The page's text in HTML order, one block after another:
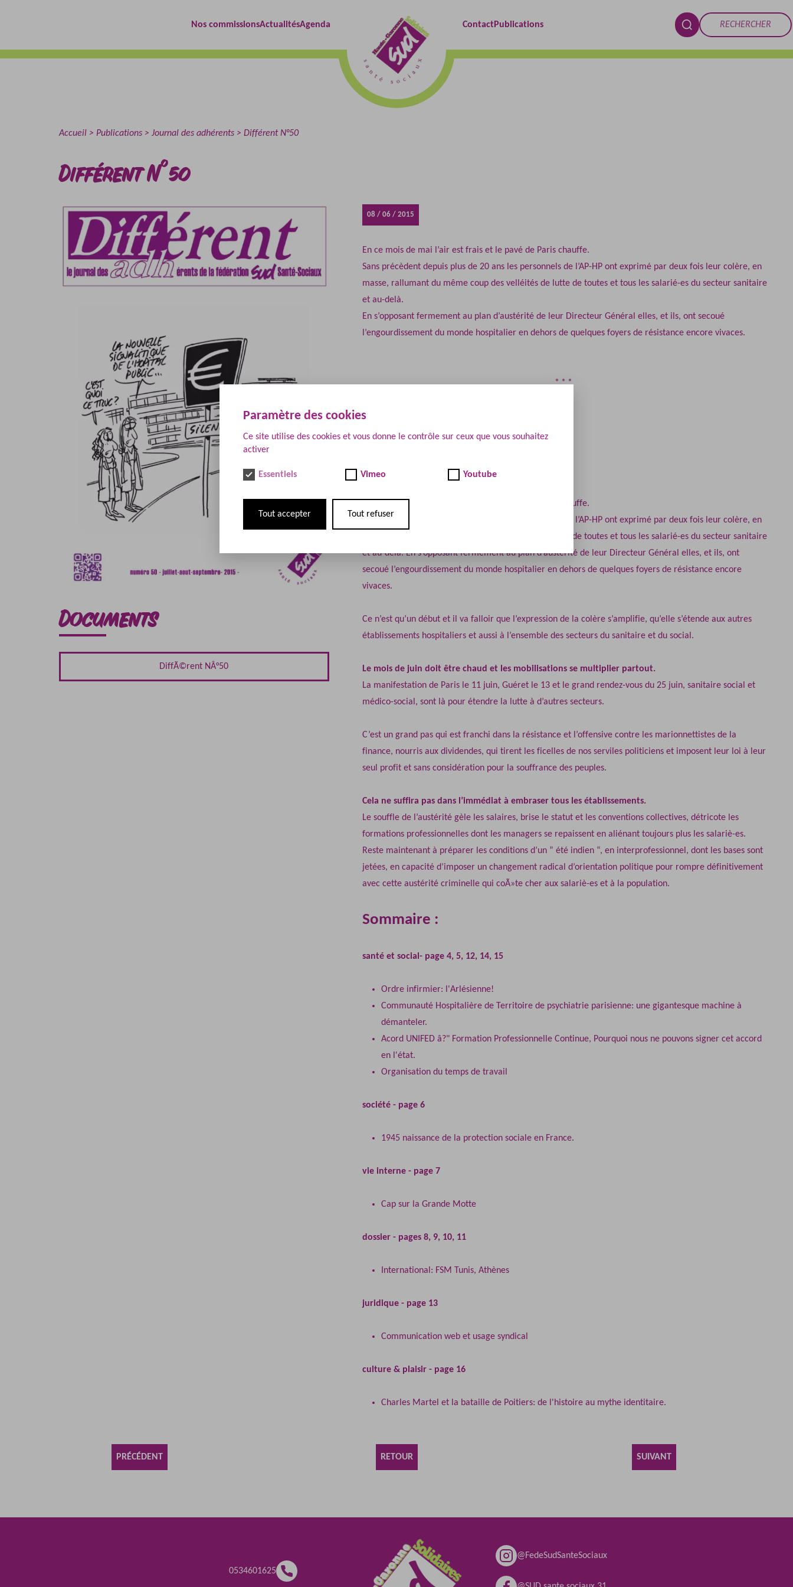
l'accueil
Nos commissionsActualitésAgenda Contact Publications
Rechercher
RECHERCHER
Accueil Publications Journal des adhérents Différent N°50
Différent N°50
Documents
DiffÃ©rent NÂ°50
08 / 06 / 2015
En ce mois de mai l’air est frais et le pavé de Paris chauffe.
Sans précèdent depuis plus de 20 ans les personnels de l’AP-HP ont exprimé par deux fois leur colère, en
masse, rallumant du même coup des velléités de lutte de toutes et tous les salarié-es du secteur sanitaire
et au-delà.
En s’opposant fermement au plan d’austérité de leur Directeur Général elles, et ils, ont secoué
l’engourdissement du monde hospitalier en dehors de quelques foyers de résistance encore vivaces.
Edito
Chô, chô chô !
En ce mois de mai l’air est frais et le pavé de Paris chauffe.
Sans précèdent depuis plus de 20 ans les personnels de l’AP-HP ont exprimé par deux fois leur colère, en
masse, rallumant du même coup des velléités de lutte de toutes et tous les salarié-es du secteur sanitaire
et au-delà. En s’opposant fermement au plan d’austérité de leur Directeur Général elles, et ils, ont
secoué l’engourdissement du monde hospitalier en dehors de quelques foyers de résistance encore
vivaces.
Ce n’est qu’un début et il va falloir que l’expression de la colère s’amplifie, qu’elle s’étende aux autres
établissements hospitaliers et aussi à l’ensemble des secteurs du sanitaire et du social.
Le mois de juin doit être chaud et les mobilisations se multiplier partout.
La manifestation de Paris le 11 juin, Guéret le 13 et le grand rendez-vous du 25 juin, sanitaire social et
médico-social, sont là pour étendre la lutte à d’autres secteurs.
C’est un grand pas qui est franchi dans la résistance et l’offensive contre les marionnettistes de la
finance, nourris aux dividendes, qui tirent les ficelles de nos serviles politiciens et imposent leur loi à leur
seul profit et sans considération pour la souffrance des peuples.
Cela ne suffira pas dans l’immédiat à embraser tous les établissements.
Le souffle de l’austérité gèle les salaires, brise le statut et les conventions collectives, détricote les
formations professionnelles dont les managers se repaissent en aliénant toujours plus les salariè-es.
Reste maintenant à préparer les conditions d’un ” été indien “, en interprofessionnel, dont les bases sont
jetées, en capacité d’imposer un changement radical d’orientation politique pour rompre définitivement
avec cette austérité criminelle qui coÃ»te cher aux salariè-es et à la population.
Sommaire :
santé et social- page 4, 5, 12, 14, 15
Ordre infirmier: l'Arlésienne!
Communauté Hospitalière de Territoire de psychiatrie parisienne: une gigantesque machine à
démanteler.
Acord UNIFED â?" Formation Professionnelle Continue, Pourquoi nous ne pouvons signer cet accord
en l'état.
Organisation du temps de travail
société - page 6
1945 naissance de la protection sociale en France.
vie interne - page 7
Cap sur la Grande Motte
dossier - pages 8, 9, 10, 11
International: FSM Tunis, Athènes
juridique - page 13
Communication web et usage syndical
culture & plaisir - page 16
Charles Martel et la bataille de Poitiers: de l'histoire au mythe identitaire.
PRÉCÉDENT RETOUR SUIVANT
0534601625
@FedeSudSanteSociaux
Paramètre des cookies
Ce site utilise des cookies et vous donne le contrôle sur ceux que vous souhaitez
activer
Essentiels Vimeo Youtube
Tout accepter Tout refuser